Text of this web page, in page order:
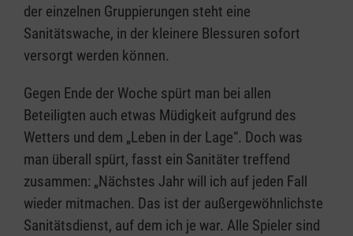
der einzelnen Gruppierungen steht eine
Sanitätswache, in der kleinere Blessuren sofort
versorgt werden können.
Gegen Ende der Woche spürt man bei allen
Beteiligten auch etwas Müdigkeit aufgrund des
Wetters und dem „Leben in der Lage“. Doch was
man überall spürt, fasst ein Sanitäter treffend
zusammen: „Nächstes Jahr will ich auf jeden Fall
wieder mitmachen. Das ist der außergewöhnlichste
Sanitätsdienst, auf dem ich je war. Alle Spieler sind